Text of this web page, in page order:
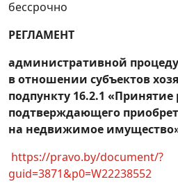
бессрочно
РЕГЛАМЕНТ
административной
в отношении субъектов
подпункту 16.2.1
подтверждающего
на недвижимое
https://pravo.by/document/?
guid=3871&p0=W22238552
оздоровительных,
физкультурно-
спортивных
Получение лицензии
образовательной
переводе нежилого